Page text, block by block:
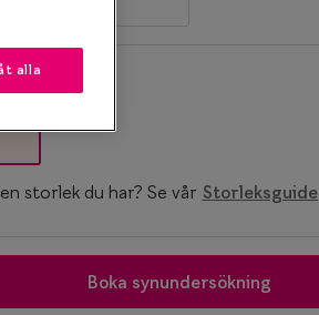
storlek du har? Se vår Storleksguide
Boka synundersökning
alla